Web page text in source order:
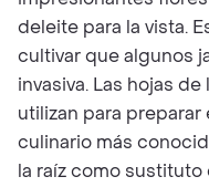
deleite para la vista.
cultivar que algunos
invasiva. Las hojas
utilizan para preparar
culinario más
la raíz como